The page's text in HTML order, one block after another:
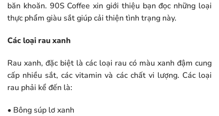
băn khoăn. 90S Coffee xin giới thiệu bạn đọc những loại
thực phẩm giàu sắt giúp cải thiện tình trạng này.
Các loại rau xanh
Rau xanh, đặc biệt là các loại rau có màu xanh đậm cung
cấp nhiều sắt, các vitamin và các chất vi lượng. Các loại
rau phải kể đến là:
• Bông súp lơ xanh